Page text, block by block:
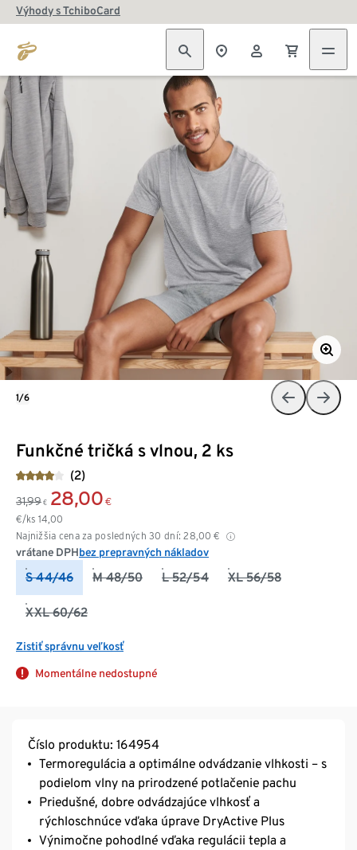
Výhody s TchiboCard
Funkčné tričká s vlnou, 2 ks
(2)
31,99 € 28,00 €
€/ks 14,00
Najnižšia cena za posledných 30 dní: 28,00 €
vrátane DPHbez prepravných nákladov
S 44/46 M 48/50 L 52/54 XL 56/58
XXL 60/62
Zistiť správnu veľkosť
Momentálne nedostupné
1/6
Číslo produktu: 164954
Termoregulácia a optimálne odvádzanie vlhkosti – s
podielom vlny na prirodzené potlačenie pachu
Priedušné, dobre odvádzajúce vlhkosť a
rýchloschnúce vďaka úprave DryActive Plus
Výnimočne pohodlné vďaka regulácii tepla a